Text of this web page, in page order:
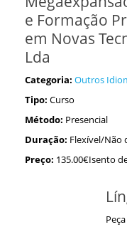
e Formação
em Novas
Lda
Categoria: Outros
Tipo: Curso
Método: Presencial
Duração: Flexível/Não
Preço: 135.00€Isento